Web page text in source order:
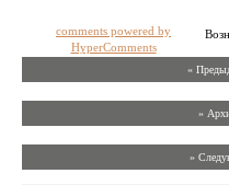
comments powered by
HyperComments
«
»
»